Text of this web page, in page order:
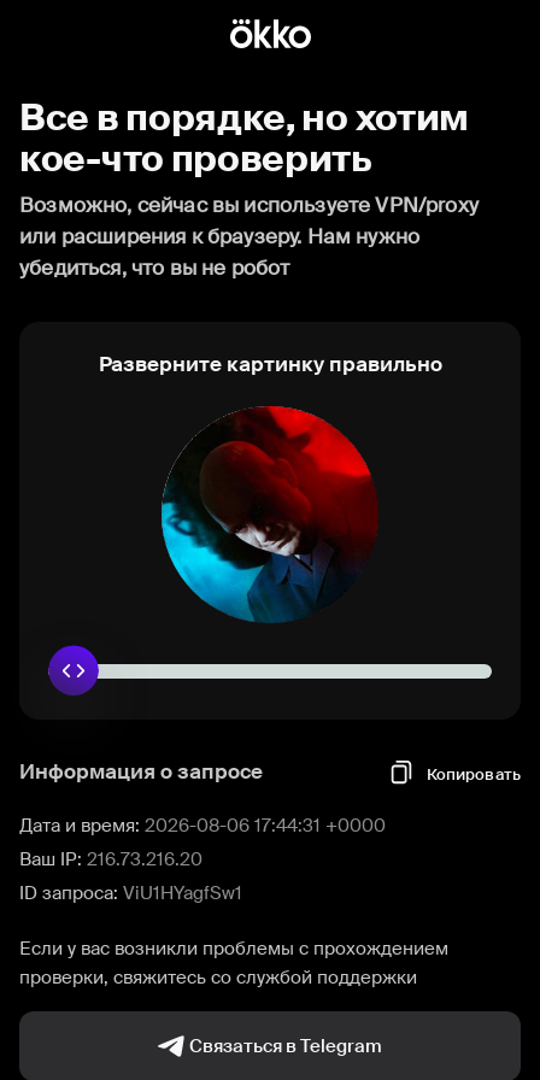
Все в порядке, но хотим
кое-что проверить
Возможно, сейчас вы используете VPN/proxy
или расширения к браузеру. Нам нужно
убедиться, что вы не робот
Разверните картинку правильно
Информация о запросе Копировать
Дата и время: 2026-08-06 17:44:31 +0000
Ваш IP: 216.73.216.20
ID запроса: ViU1HYagfSw1
Если у вас возникли проблемы с прохождением
проверки, свяжитесь со службой поддержки
Связаться в Telegram